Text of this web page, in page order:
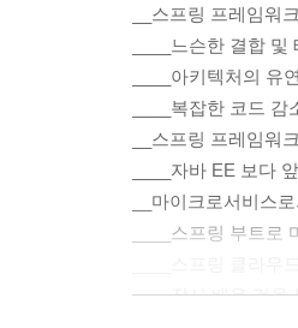
__스프링 프레임워
____느슨한 결합 및
____아키텍처의 유
____복잡한 코드 감
__스프링 프레임워
____자바 EE 보다
__마이크로서비스
____스프링 부트로
____잠시 배운 것을